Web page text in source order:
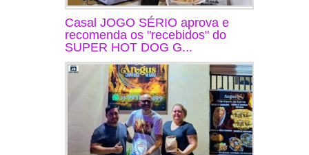
Casal JOGO SÉRIO aprova e
recomenda os "recebidos" do
SUPER HOT DOG G...